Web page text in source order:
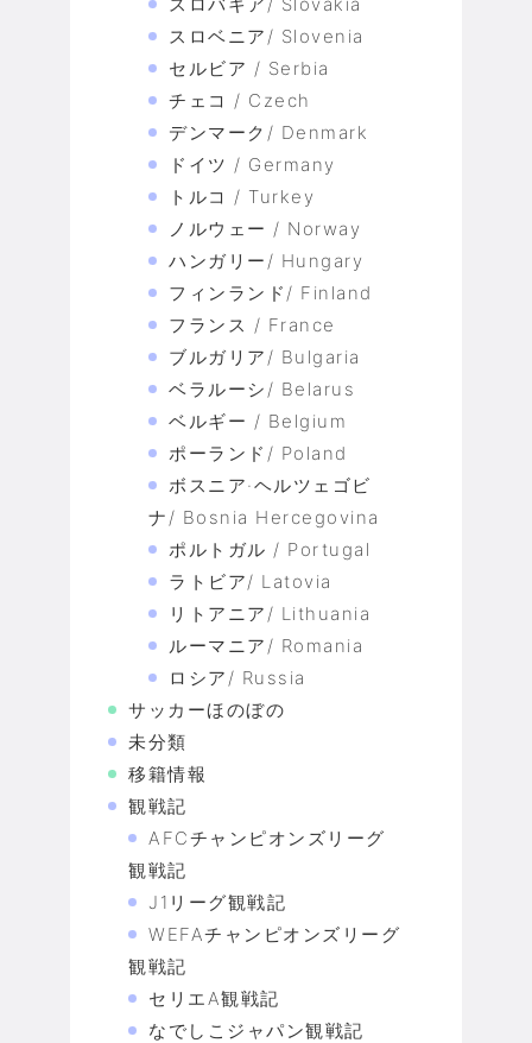
スロベニア/ Slovenia
セルビア / Serbia
チェコ / Czech
デンマーク/ Denmark
ドイツ / Germany
トルコ / Turkey
ノルウェー / Norway
ハンガリー/ Hungary
フィンランド/ Finland
フランス / France
ブルガリア/ Bulgaria
ベラルーシ/ Belarus
ベルギー / Belgium
ポーランド/ Poland
ボスニア·ヘルツェゴビ
ナ/ Bosnia Hercegovina
ポルトガル / Portugal
ラトビア/ Latovia
リトアニア/ Lithuania
ルーマニア/ Romania
ロシア/ Russia
サッカーほのぼの
未分類
移籍情報
観戦記
AFCチャンピオンズリーグ
観戦記
J1リーグ観戦記
WEFAチャンピオンズリーグ
観戦記
セリエA観戦記
なでしこジャパン観戦記